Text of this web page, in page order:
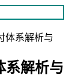
体系解析与
系解析与